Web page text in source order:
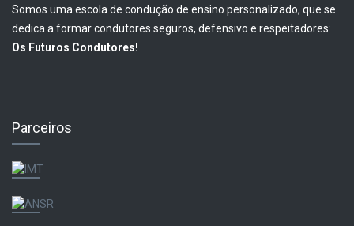
Somos uma escola de condução de ensino personalizado, que se
dedica a formar condutores seguros, defensivo e respeitadores:
Os Futuros Condutores!
Parceiros